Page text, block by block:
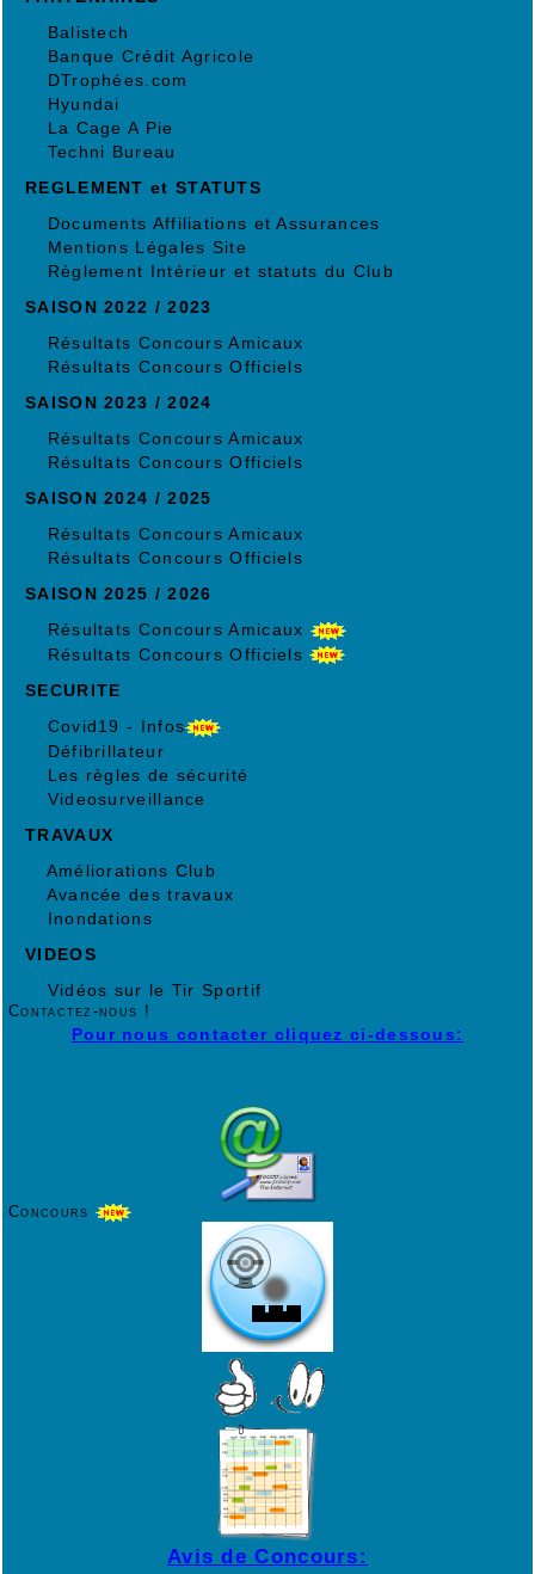
Balistech
Banque Crédit Agricole
DTrophées.com
Hyundai
La Cage A Pie
Techni Bureau
REGLEMENT et STATUTS
Documents Affiliations et Assurances
Mentions Légales Site
Règlement Intérieur et statuts du Club
SAISON 2022 / 2023
Résultats Concours Amicaux
Résultats Concours Officiels
SAISON 2023 / 2024
Résultats Concours Amicaux
Résultats Concours Officiels
SAISON 2024 / 2025
Résultats Concours Amicaux
Résultats Concours Officiels
SAISON 2025 / 2026
Résultats Concours Amicaux
Résultats Concours Officiels
SECURITE
Covid19 - Infos
Défibrillateur
Les règles de sécurité
Videosurveillance
TRAVAUX
Améliorations Club
Avancée des travaux
Inondations
VIDEOS
Vidéos sur le Tir Sportif
Contactez-nous !
Pour nous contacter cliquez ci-dessous:
Concours
Avis de Concours: